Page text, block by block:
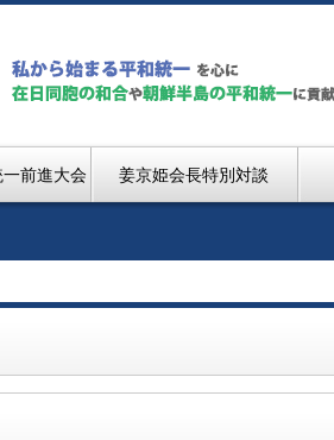
前進大会 姜京姫会長特別対談